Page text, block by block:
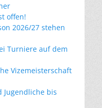
offen!
2026/27 stehen
Turniere auf dem
Vizemeisterschaft
bis